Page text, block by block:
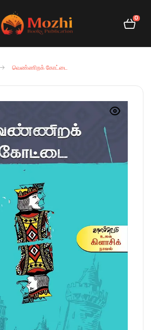
0
வெண்ணிறக் கோட்டை